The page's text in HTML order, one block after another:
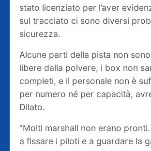
stato licenziato per l’aver
sul tracciato ci sono diversi
sicurezza.
Alcune parti della pista non
libere dalla polvere, i box non
completi, e il personale non è
per numero né per capacità,
Dilato.
“Molti marshall non erano
a fissare i piloti e a guardare la